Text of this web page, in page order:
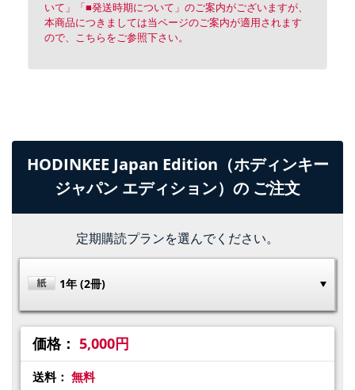
いて」「■発送時期について」のご案内がございますが、
本商品につきましては当ページのご案内が適用されます
ので、こちらをご参照下さい。
HODINKEE Japan Edition（ホディンキー
ジャパン エディション）の ご注文
定期購読プランを選んでください。
1年 (2冊)
価格：5,000円
送料：無料